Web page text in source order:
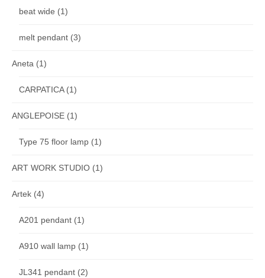
beat wide (1)
melt pendant (3)
Aneta (1)
CARPATICA(1)
ANGLEPOISE (1)
Type 75 floor lamp (1)
ART WORK STUDIO (1)
Artek (4)
A201 pendant (1)
A910 wall lamp (1)
JL341 pendant (2)